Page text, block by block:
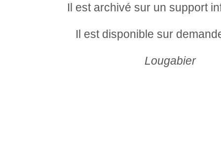
Il est archivé sur un support
Il est disponible sur
Lougabier